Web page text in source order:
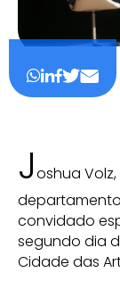
Joshua
departamento
convidado
segundo dia
Cidade das